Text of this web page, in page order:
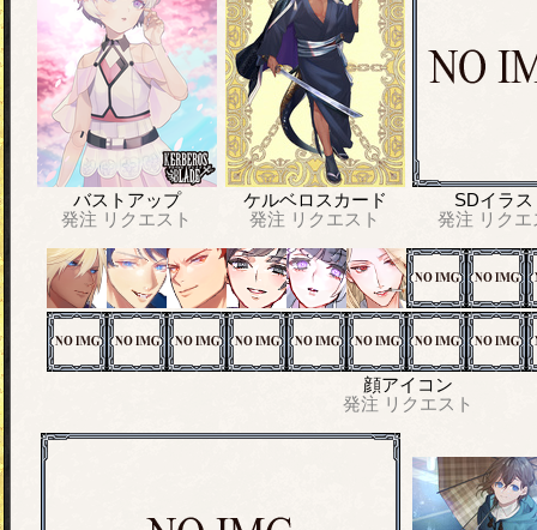
バストアップ
発注 リクエスト
ケルベロスカード
発注 リクエスト
SDイラス
発注 リク
顔アイコン
発注 リクエスト